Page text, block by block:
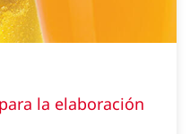
la elaboración